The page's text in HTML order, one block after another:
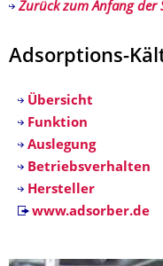
Zurück zum Anfang der
Adsorptions-
Übersicht
Funktion
Auslegung
Betriebsverhalten
Hersteller
www.adsorber.de